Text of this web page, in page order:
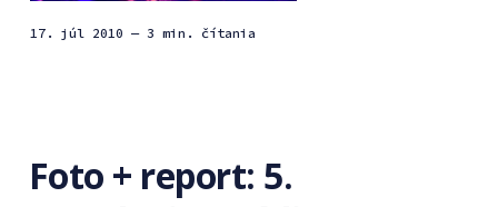
17. júl 2010 — 3 min. čítania
Foto + report: 5.